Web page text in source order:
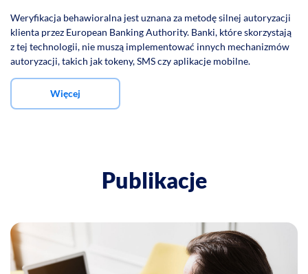
Weryfikacja behawioralna jest uznana za metodę silnej autoryzacji
klienta przez European Banking Authority. Banki, które skorzystają
z tej technologii, nie muszą implementować innych mechanizmów
autoryzacji, takich jak tokeny, SMS czy aplikacje mobilne.
Więcej
Publikacje